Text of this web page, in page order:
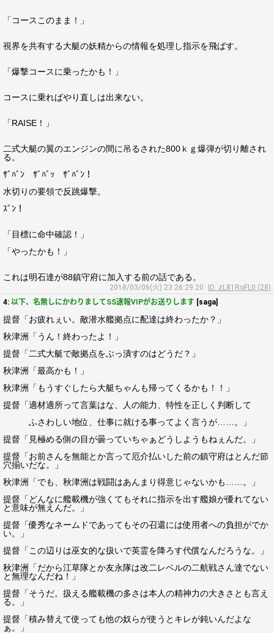
「コースこのまま！」
視界を共有する大艇の妖精からの情報を処理し指示を飛ばす。
「爆撃コースに乗ったかも！」
コースに乗ればやり直しは出来ない。
「RAISE！」
二式大艇の翼のエンジンの間に吊るされた800ｋｇ爆弾が切り離され
る。
ｻﾞﾊﾞﾝ ｻﾞﾊﾞｯ ｻﾞﾊﾞﾝ！
水切りの要領で反跳爆撃。
ｽﾞﾝ！
「目標に命中確認！」
「やったかも！」
これは明石達が88鎮守府に加入する前の話である。
2018/03/06(火) 23:26:29.20
ID: zL81RoFL0 (28)
4: 以下、名無しにかわりましてSS速報VIPがお送りします [saga]
提督「お疲れぇい。敵潜水艦拠点に配達は終わったか？」
秋津洲「うん！終わったよ！」
提督「二式大艇で敵拠点をぶっ潰すのはどうだ？」
秋津洲「最高かも！」
秋津洲「もうすぐしたら大艇ちゃんも帰ってくるかも！！」
提督「適材適所って言葉はな、人の能力、特性を正しく判断して
ふさわしい地位、仕事に就ける事ってよく言うが……。」
提督「見極める側の目が曇っていちゃぁどうしようもねぇんだ。」
提督「お前さんを無能とか言って厄介払いした前の鎮守府はとんだ節
穴揃いだな。」
秋津洲「でも、秋津洲は戦闘はあんまり得意じゃないかも……。」
提督「どんなに艦載機が強くてもそれに指示を出す艦娘が優れてない
と意味が無えんだ。」
提督「優秀なネームドであってもその召還には使用者への負担がでか
い。」
提督「この辺りは巫女的な扱いで英霊を降ろす代償なんだろうな。」
秋津洲「だから江草隊とか友永隊は改二レベルの二航戦さん達でない
と無理なんだね！」
提督「そうだ。扱える艦載機の多さは本人の精神力の大きさとも言え
る。」
提督「積み替えて使っても他の奴らが使うとキレが鈍いんだよな
ぁ。」